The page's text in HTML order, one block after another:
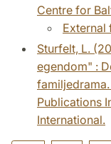
Centre for
External
Sturfelt, L.
egendom" :
Publications
International.